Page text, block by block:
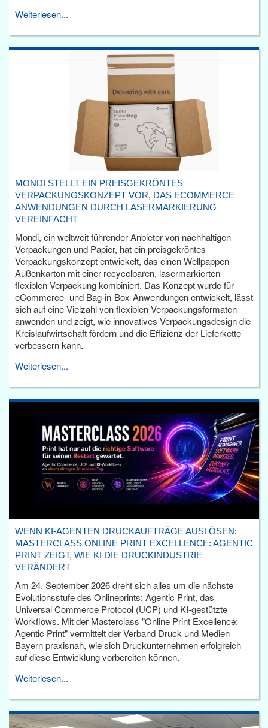
Weiterlesen...
MONDI STELLT EIN PREISGEKRÖNTES
VERPACKUNGSKONZEPT VOR, DAS ECOMMERCE
ANWENDUNGEN DURCH LASERMARKIERUNG
VEREINFACHT
Mondi, ein weltweit führender Anbieter von nachhaltigen
Verpackungen und Papier, hat ein preisgekröntes
Verpackungskonzept entwickelt, das einen Wellpappen-
Außenkarton mit einer recycelbaren, lasermarkierten
flexiblen Verpackung kombiniert. Das Konzept wurde für
eCommerce- und Bag-in-Box-Anwendungen entwickelt, lässt
sich auf eine Vielzahl von flexiblen Verpackungsformaten
anwenden und zeigt, wie innovatives Verpackungsdesign die
Kreislaufwirtschaft fördern und die Effizienz der Lieferkette
verbessern kann.
Weiterlesen...
WENN KI-AGENTEN DRUCKAUFTRÄGE AUSLÖSEN:
MASTERCLASS ONLINE PRINT EXCELLENCE: AGENTIC
PRINT ZEIGT, WIE KI DIE DRUCKINDUSTRIE
VERÄNDERT
Am 24. September 2026 dreht sich alles um die nächste
Evolutionsstufe des Onlineprints: Agentic Print, das
Universal Commerce Protocol (UCP) und KI-gestützte
Workflows. Mit der Masterclass "Online Print Excellence:
Agentic Print" vermittelt der Verband Druck und Medien
Bayern praxisnah, wie sich Druckunternehmen erfolgreich
auf diese Entwicklung vorbereiten können.
Weiterlesen...